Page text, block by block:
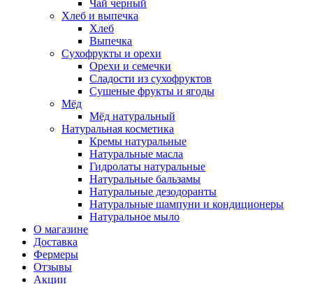
Чай черный
Хлеб и выпечка
Хлеб
Выпечка
Сухофрукты и орехи
Орехи и семечки
Сладости из сухофруктов
Сушеные фрукты и ягоды
Мёд
Мёд натуральный
Натуральная косметика
Кремы натуральные
Натуральные масла
Гидролаты натуральные
Натуральные бальзамы
Натуральные дезодоранты
Натуральные шампуни и кондиционеры
Натуральное мыло
О магазине
Доставка
Фермеры
Отзывы
Акции